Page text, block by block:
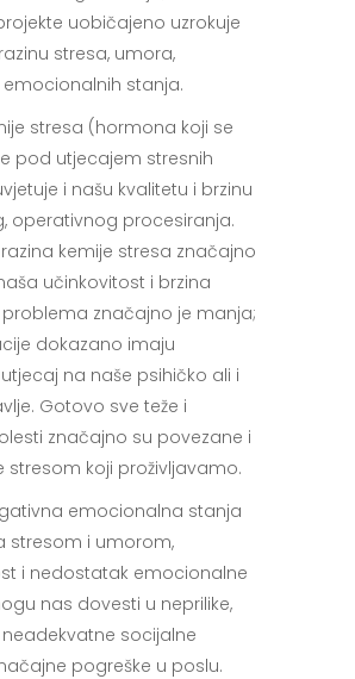
uobičajeno uzrokuje
stresa, umora,
stanja.
stresa (hormona koji se
pod utjecajem stresnih
i našu kvalitetu i brzinu
operativnog procesiranja.
kemije stresa značajno
učinkovitost i brzina
značajno je manja;
dokazano imaju
na naše psihičko ali i
Gotovo sve teže i
značajno su povezane i
stresom koji proživljavamo.
emocionalna stanja
stresom i umorom,
i nedostatak emocionalne
nas dovesti u neprilike,
socijalne
pogreške u poslu.